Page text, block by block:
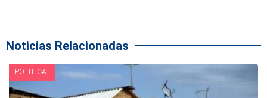
Noticias Relacionadas
POLITICA